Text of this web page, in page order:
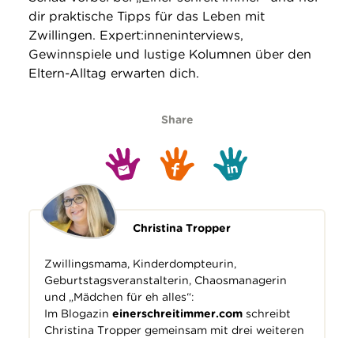
dir praktische Tipps für das Leben mit
Zwillingen. Expert:inneninterviews,
Gewinnspiele und lustige Kolumnen über den
Eltern-Alltag erwarten dich.
Share
Christina Tropper
Zwillingsmama, Kinderdompteurin,
Geburtstagsveranstalterin, Chaosmanagerin
und „Mädchen für eh alles“:
Im Blogazin einerschreitimmer.comschreibt
Christina Tropper gemeinsam mit drei weiteren